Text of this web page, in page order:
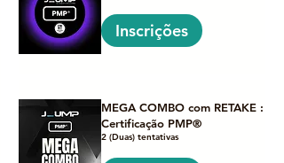
Inscrições
MEGA COMBO com RETAKE :
Certificação PMP®
2 (Duas) tentativas